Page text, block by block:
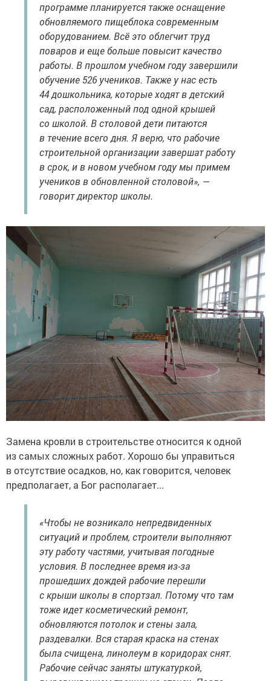
программе планируется также оснащение
обновляемого пищеблока современным
оборудованием. Всё это облегчит труд
поваров и еще больше повысит качество
работы. В прошлом учебном году завершили
обучение 526 учеников. Также у нас есть
44 дошкольника, которые ходят в детский
сад, расположенный под одной крышей
со школой. В столовой дети питаются
в течение всего дня. Я верю, что рабочие
строительной организации завершат работу
в срок, и в новом учебном году мы примем
учеников в обновленной столовой», —
говорит директор школы.
Замена кровли в строительстве относится к одной
из самых сложных работ. Хорошо бы управиться
в отсутствие осадков, но, как говорится, человек
предполагает, а Бог располагает...
«Чтобы не возникало непредвиденных
ситуаций и проблем, строители выполняют
эту работу частями, учитывая погодные
условия. В последнее время из-за
прошедших дождей рабочие перешли
с крыши школы в спортзал. Потому что там
тоже идет косметический ремонт,
обновляются потолок и стены зала,
раздевалки. Вся старая краска на стенах
была счищена, линолеум в коридорах снят.
Рабочие сейчас заняты штукатуркой,